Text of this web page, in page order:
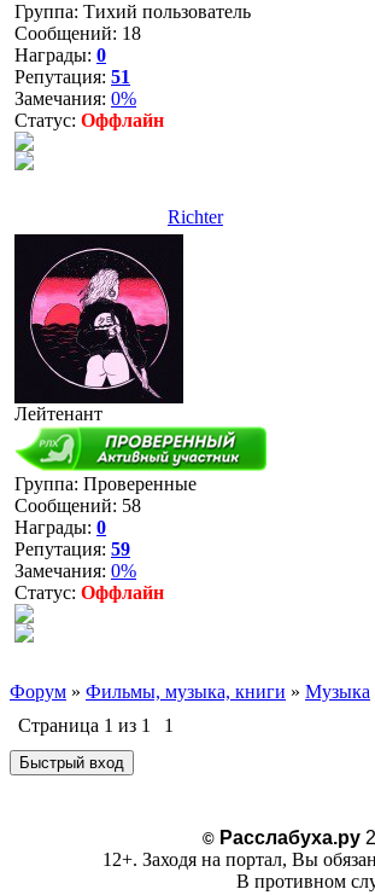
Группа: Тихий пользователь
Сообщений: 18
Награды: 0
Репутация: 51
Замечания: 0%
Статус: Оффлайн
Richter
Лейтенант
Группа: Проверенные
Сообщений: 58
Награды: 0
Репутация: 59
Замечания: 0%
Статус: Оффлайн
Форум » Фильмы, музыка, книги » Музыка
Страница 1 из 1
1
©Расслабуха.ру
12+. Заходя на портал, Вы
В противном